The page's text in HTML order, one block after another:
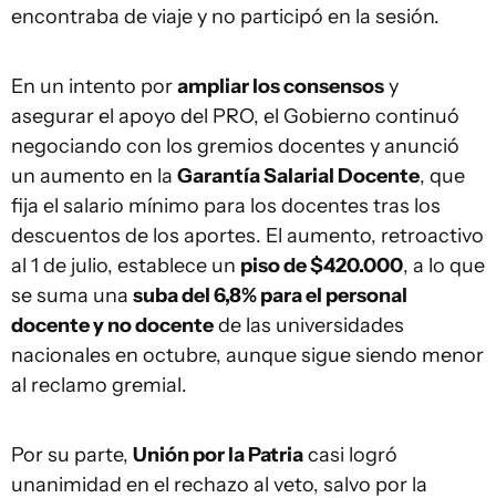
encontraba de viaje y no participó en la sesión.
En un intento porampliar los consensosy
asegurar el apoyo del PRO, el Gobierno continuó
negociando con los gremios docentes y anunció
un aumento en la Garantía Salarial Docente, que
fija el salario mínimo para los docentes tras los
descuentos de los aportes. El aumento, retroactivo
al 1 de julio, establece un piso de $420.000, a lo que
se suma una suba del 6,8% para el personal
docente y no docentede las universidades
nacionales en octubre, aunque sigue siendo menor
al reclamo gremial.
Por su parte, Unión por la Patriacasi logró
unanimidad en el rechazo al veto, salvo por la